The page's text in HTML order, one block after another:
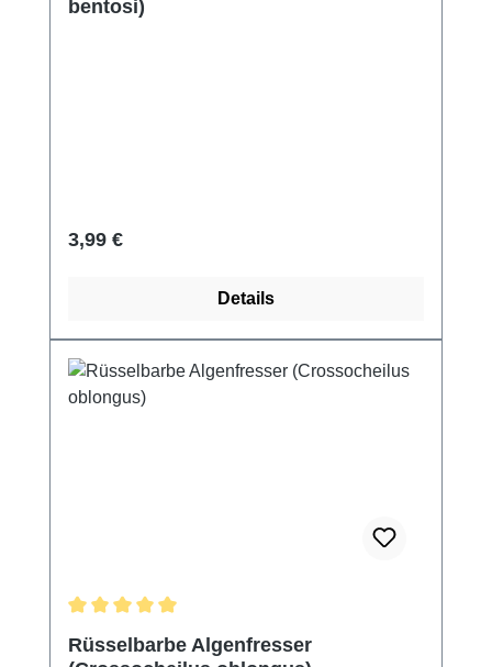
bentosi)
Regulärer Preis:
3,99 €
Details
Rüsselbarbe Algenfresser